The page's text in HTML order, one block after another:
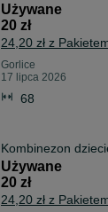
Używane
20 zł
24,20 zł z
Gorlice
17 lipca 2026
68
Kombinezon
Używane
20 zł
24,20 zł z